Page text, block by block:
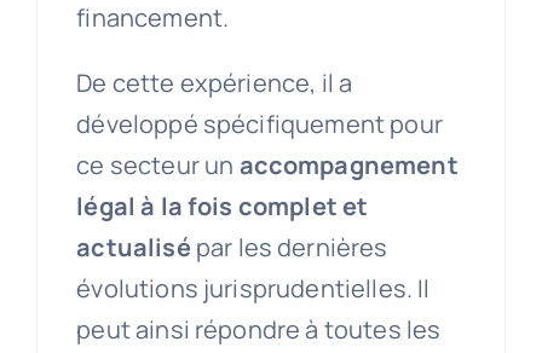
financement.
De cette expérience, il a
développé spécifiquement pour
ce secteur un accompagnement
légal à la fois complet et
actualisépar les dernières
évolutions jurisprudentielles. Il
peut ainsi répondre à toutes les